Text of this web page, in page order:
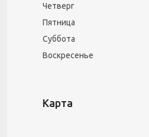
Четверг
Пятница
Суббота
Воскресенье
Карта